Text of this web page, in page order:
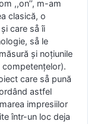
,,on’’, m-am
clasică, o
care så îi
så le
şi noțiunile
competenţelor).
care så pună
astfel
impresiilor
într-un loc deja